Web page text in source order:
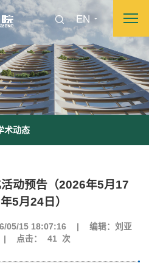
EN
术动态
动预告（2026年5月17
5月24日）
05/15 18:07:16
编辑：刘亚
点击： 41 次